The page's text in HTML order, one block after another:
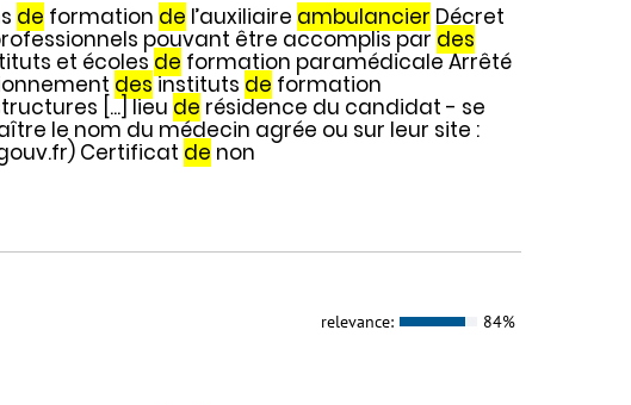
de formation de l’auxiliaire ambulancier Décret
pouvant être accomplis par des
et écoles de formation paramédicale Arrêté
desinstituts de formation
[...] lieu de résidence du candidat - se
le nom du médecin agrée ou sur leur site :
Certificat de non
relevance: 84%